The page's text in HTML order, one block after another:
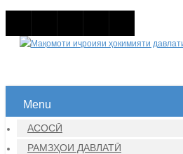
Menu
АСОСӢ
РАМЗҲОИ ДАВЛАТӢ